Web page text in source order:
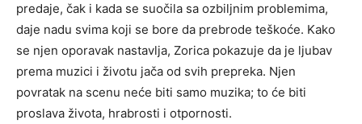
predaje, čak i kada se suočila sa ozbiljnim problemima,
daje nadu svima koji se bore da prebrode teškoće. Kako
se njen oporavak nastavlja, Zorica pokazuje da je ljubav
prema muzici i životu jača od svih prepreka. Njen
povratak na scenu neće biti samo muzika; to će biti
proslava života, hrabrosti i otpornosti.